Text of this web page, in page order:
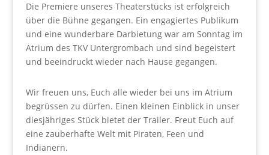
Die Premiere unseres Theaterstücks ist erfolgreich
über die Bühne gegangen. Ein engagiertes Publikum
und eine wunderbare Darbietung war am Sonntag im
Atrium des TKV Untergrombach und sind begeistert
und beeindruckt wieder nach Hause gegangen.
Wir freuen uns, Euch alle wieder bei uns im Atrium
begrüssen zu dürfen. Einen kleinen Einblick in unser
diesjähriges Stück bietet der Trailer. Freut Euch auf
eine zauberhafte Welt mit Piraten, Feen und
Indianern.